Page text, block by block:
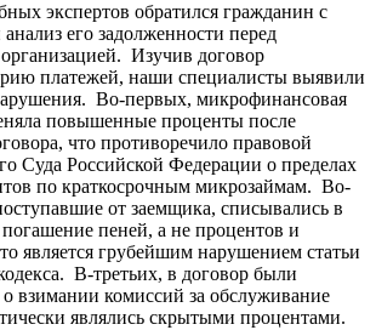
экспертов обратился гражданин с
его задолженности перед
Изучив договор
платежей, наши специалисты выявили
Во-первых, микрофинансовая
повышенные проценты после
что противоречило правовой
Суда Российской Федерации о пределах
по краткосрочным микрозаймам. Во-
от заемщика, списывались в
пеней, а не процентов и
является грубейшим нарушением статьи
В-третьих, в договор были
взимании комиссий за обслуживание
являлись скрытыми процентами.